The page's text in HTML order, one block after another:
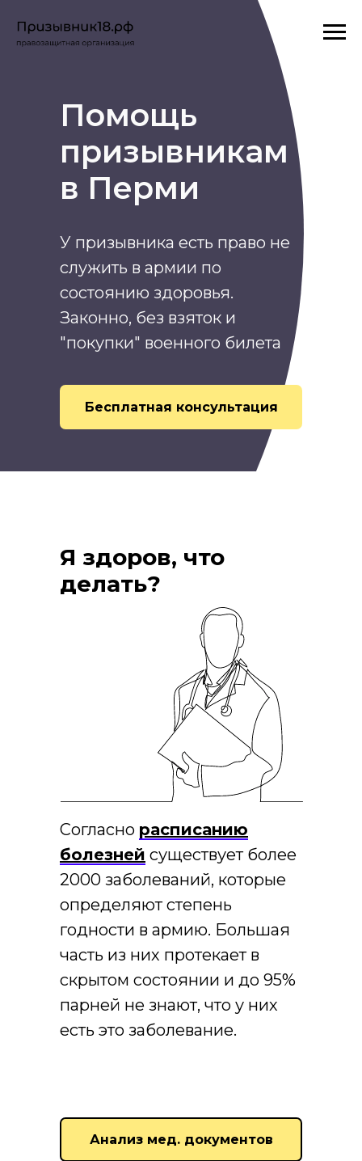
Помощь
призывникам
в Перми
У призывника есть право не
служить в армии по
соcтоянию здоровья.
Законно, без взяток и
"покупки" военного билета
Бесплатная консультация
Я здоров, что
делать?
Согласно расписанию
болезней существует более
2000 заболеваний, которые
определяют степень
годности в армию. Большая
часть из них протекает в
скрытом состоянии и до 95%
парней не знают, что у них
есть это заболевание.
Анализ мед. документов